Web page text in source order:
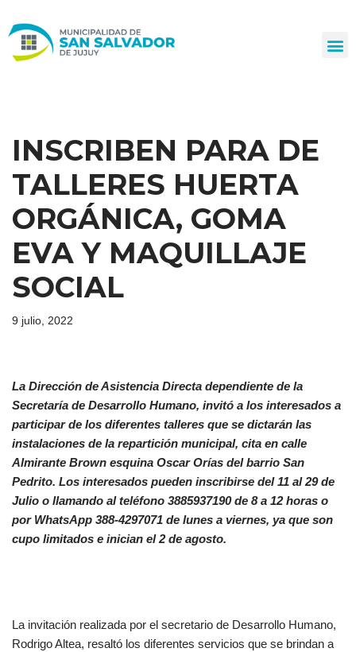
al
INSCRIBEN PARA DE
TALLERES HUERTA
ORGÁNICA, GOMA
EVA Y MAQUILLAJE
SOCIAL
9 julio, 2022
La Dirección de Asistencia Directa dependiente de la
Secretaría de Desarrollo Humano, invitó a los interesados a
participar de los diferentes talleres que se dictarán las
instalaciones de la repartición municipal, cita en calle
Almirante Brown esquina Oscar Orías del barrio San
Pedrito. Los interesados pueden inscribirse del 11 al 29 de
Julio o llamando al teléfono 3885937190 de 8 a 12 horas o
por WhatsApp 388-4297071 de lunes a viernes, ya que son
cupo limitados e inician el 2 de agosto.
La invitación realizada por el secretario de Desarrollo Humano,
Rodrigo Altea, resaltó los diferentes servicios que se brindan a